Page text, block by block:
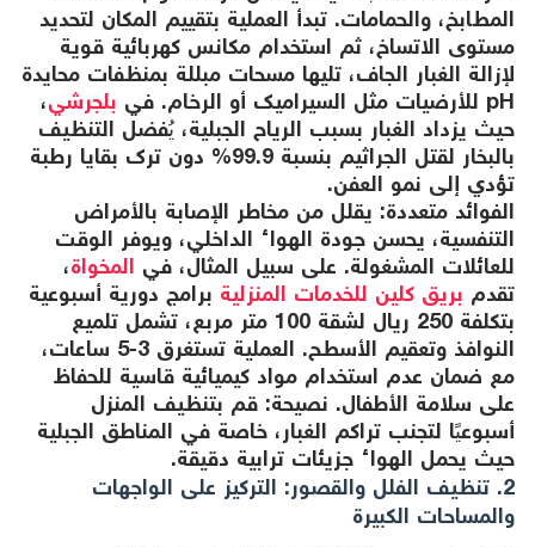
المطابخ، والحمامات. تبدأ العملية بتقييم المكان لتحديد
مستوى الاتساخ، ثم استخدام مكانس كهربائية قوية
لإزالة الغبار الجاف، تليها مسحات مبللة بمنظفات محايدة
pH للأرضيات مثل السيراميك أو الرخام. في
بلجرشي،
حيث يزداد الغبار بسبب الرياح الجبلية، يُفضل التنظيف
بالبخار لقتل الجراثيم بنسبة 99.9% دون ترك بقايا رطبة
تؤدي إلى نمو العفن.
الفوائد متعددة: يقلل من مخاطر الإصابة بالأمراض
التنفسية، يحسن جودة الهواء الداخلي، ويوفر الوقت
للعائلات المشغولة. على سبيل المثال، في المخواة،
تقدم بريق كلين للخدمات المنزلية برامج دورية أسبوعية
بتكلفة 250 ريال لشقة 100 متر مربع، تشمل تلميع
النوافذ وتعقيم الأسطح. العملية تستغرق 3-5 ساعات،
مع ضمان عدم استخدام مواد كيميائية قاسية للحفاظ
على سلامة الأطفال. نصيحة: قم بتنظيف المنزل
أسبوعيًا لتجنب تراكم الغبار، خاصة في المناطق الجبلية
حيث يحمل الهواء جزيئات ترابية دقيقة.
2. تنظيف الفلل والقصور: التركيز على الواجهات
والمساحات الكبيرة